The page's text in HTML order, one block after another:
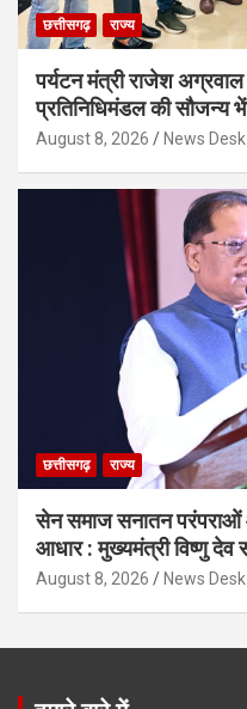
छत्तीसगढ़ राज्य
पर्यटन मंत्री राजेश
प्रतिनिधिमंडल की सौजन्य
August 8, 2026 News Desk
छत्तीसगढ़ राज्य
सेन समाज सनातन
आधार : मुख्यमंत्री विष्णु देव
August 8, 2026 News Desk